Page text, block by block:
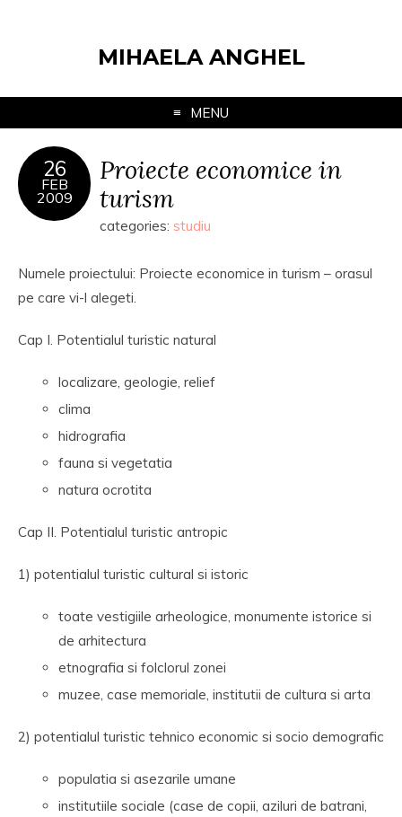
MIHAELA ANGHEL
MENU
26
FEB
2009
Proiecte economice in
turism
categories: studiu
Numele proiectului: Proiecte economice in turism – orasul
pe care vi-l alegeti.
Cap I. Potentialul turistic natural
localizare, geologie, relief
clima
hidrografia
fauna si vegetatia
natura ocrotita
Cap II. Potentialul turistic antropic
1) potentialul turistic cultural si istoric
toate vestigiile arheologice, monumente istorice si
de arhitectura
etnografia si folclorul zonei
muzee, case memoriale, institutii de cultura si arta
2) potentialul turistic tehnico economic si socio demografic
populatia si asezarile umane
institutiile sociale (case de copii, aziluri de batrani,